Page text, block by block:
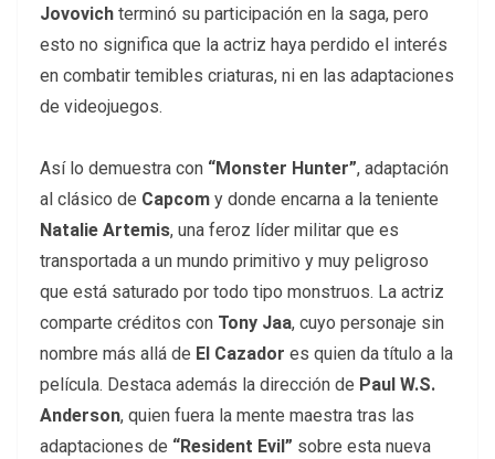
Jovovich terminó su participación en la saga, pero
esto no significa que la actriz haya perdido el interés
en combatir temibles criaturas, ni en las adaptaciones
de videojuegos.
Así lo demuestra con “Monster Hunter”, adaptación
al clásico de Capcom y donde encarna a la teniente
Natalie Artemis, una feroz líder militar que es
transportada a un mundo primitivo y muy peligroso
que está saturado por todo tipo monstruos. La actriz
comparte créditos con Tony Jaa, cuyo personaje sin
nombre más allá de El Cazador es quien da título a la
película. Destaca además la dirección de Paul W.S.
Anderson, quien fuera la mente maestra tras las
adaptaciones de “Resident Evil” sobre esta nueva